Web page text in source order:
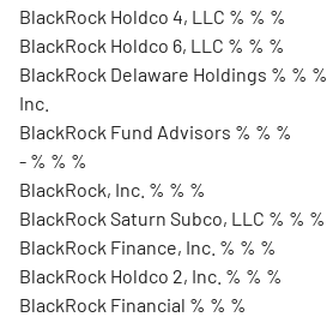
BlackRock Holdco 4, LLC % % %
BlackRock Holdco 6, LLC % % %
BlackRock Delaware Holdings % % %
Inc.
BlackRock Fund Advisors % % %
- % % %
BlackRock, Inc. % % %
BlackRock Saturn Subco, LLC % % %
BlackRock Finance, Inc. % % %
BlackRock Holdco 2, Inc. % % %
BlackRock Financial % % %